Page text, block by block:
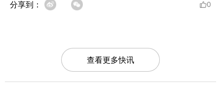
分享到： 0
查看更多快讯